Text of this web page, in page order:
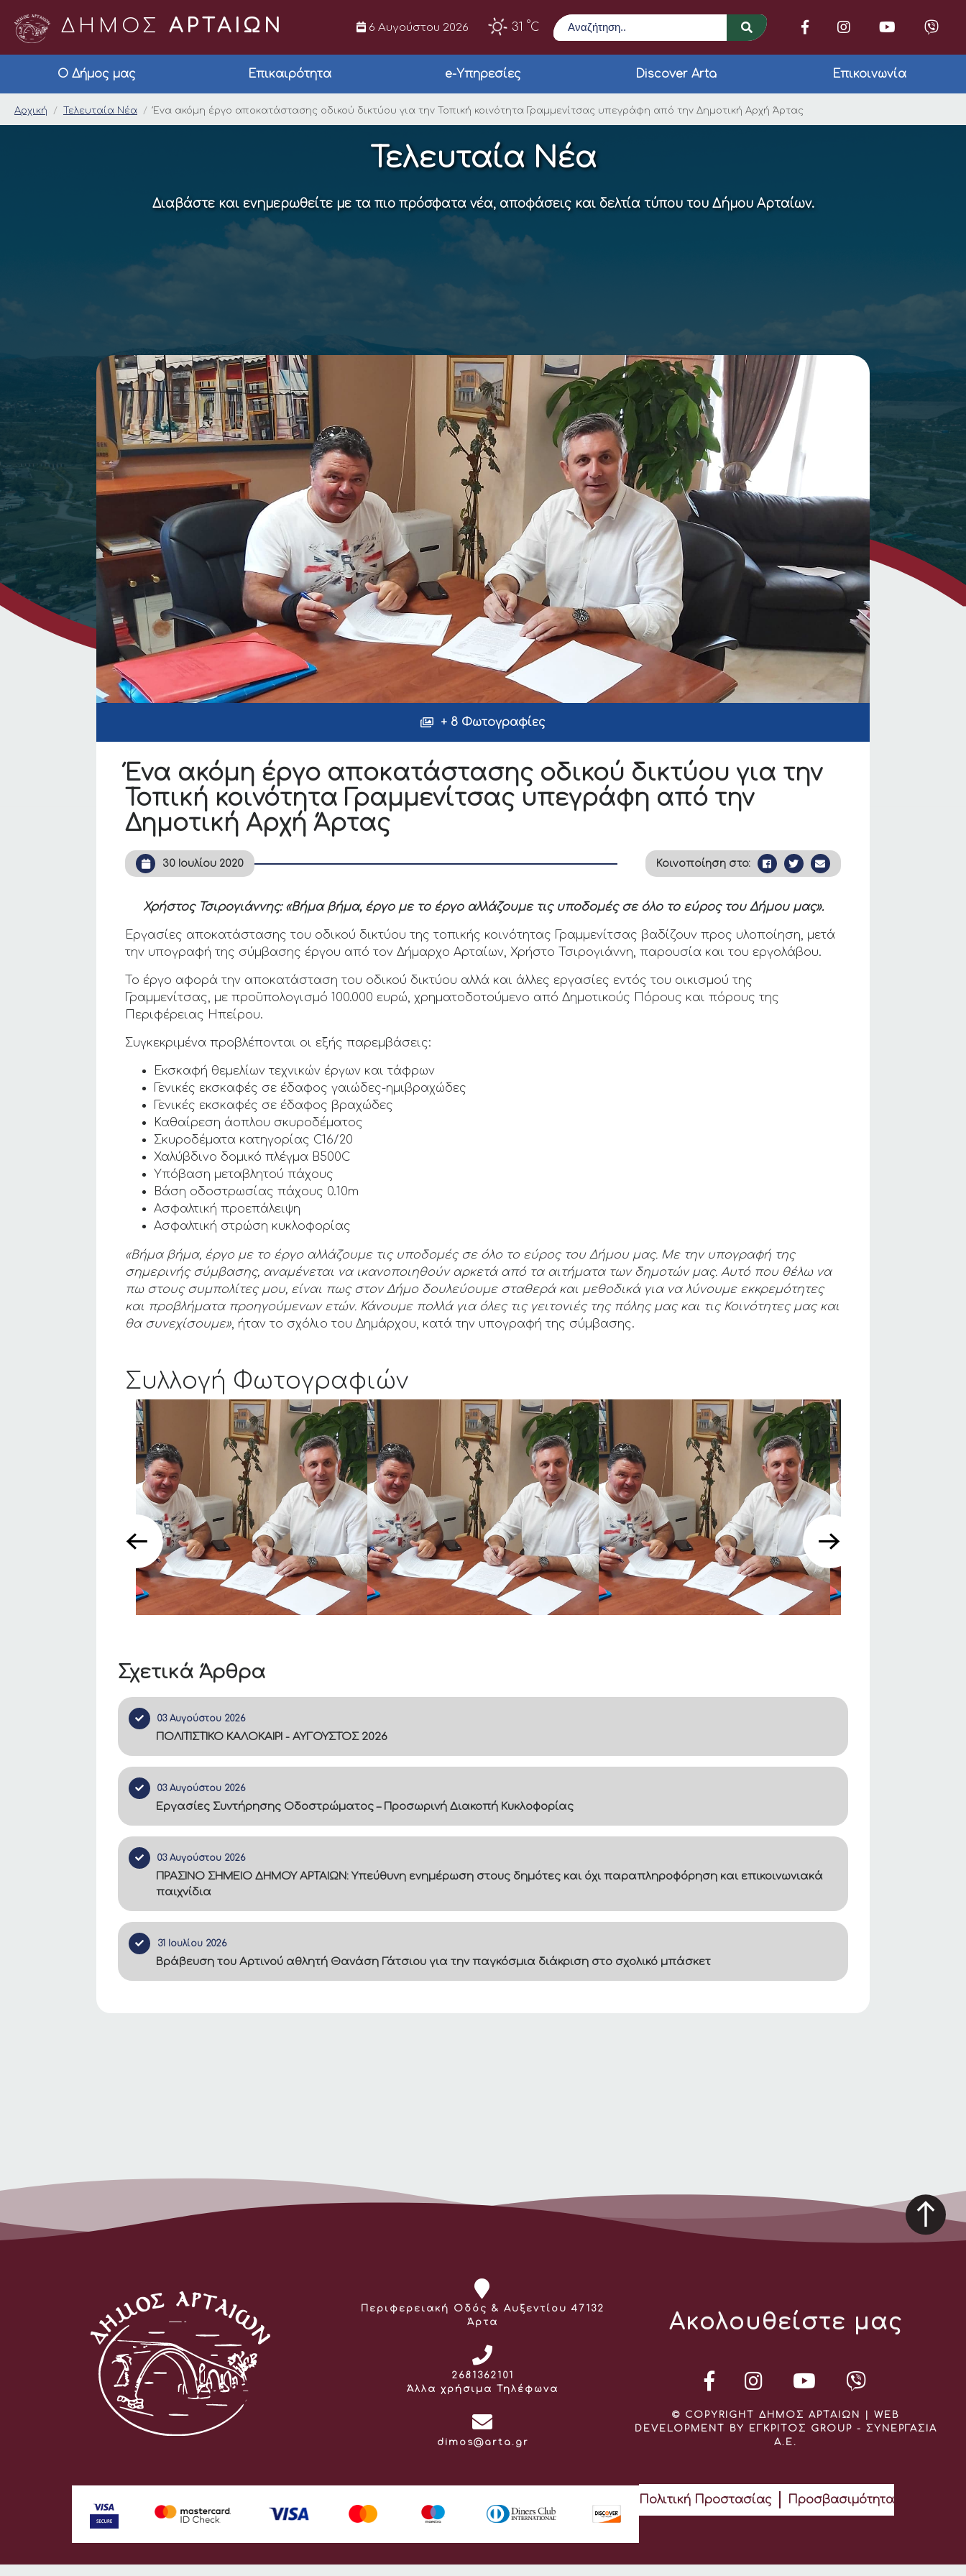
ΔΗΜΟΣ ΑΡΤΑΙΩΝ 6 Αυγούστου 2026 31 °C
Αναζήτηση
Ο Δήμος μας Επικαιρότητα e-Υπηρεσίες Discover Arta Επικοινωνία
Ένα ακόμη έργο αποκατάστασης οδικού δικτύου για την
Αρχική Τελευταία Νέα Ένα ακόμη έργο αποκατάστασης οδικού δικτύου για την Τοπική κοινότητα Γραμμενίτσας υπεγράφη από την Δημοτική Αρχή Άρτας
Τελευταία Νέα
Διαβάστε και ενημερωθείτε με τα πιο πρόσφατα νέα, αποφάσεις και δελτία τύπου του Δήμου Αρταίων.
Σχετικά Άρθρα
03 Αυγούστου 2026
ΠΟΛΙΤΙΣΤΙΚΟ ΚΑΛΟΚΑΙΡΙ - ΑΥΓΟΥΣΤΟΣ 2026
03 Αυγούστου 2026
Εργασίες Συντήρησης Οδοστρώματος – Προσωρινή Διακοπή Κυκλοφορίας
03 Αυγούστου 2026
ΠΡΑΣΙΝΟ ΣΗΜΕΙΟ ΔΗΜΟΥ ΑΡΤΑΙΩΝ: Υπεύθυνη ενημέρωση στους δημότες και όχι παραπληροφόρηση και επικοινωνιακά
παιχνίδια
31 Ιουλίου 2026
Βράβευση του Αρτινού αθλητή Θανάση Γάτσιου για την παγκόσμια διάκριση στο σχολικό μπάσκετ
+ 8 Φωτογραφίες
Ένα ακόμη έργο αποκατάστασης οδικού δικτύου για την
Τοπική κοινότητα Γραμμενίτσας υπεγράφη από την
Δημοτική Αρχή Άρτας
30 Ιουλίου 2020 Κοινοποίηση στο:
Χρήστος Τσιρογιάννης: «Βήμα βήμα, έργο με το έργο αλλάζουμε τις υποδομές σε όλο το εύρος του Δήμου μας».
Εργασίες αποκατάστασης του οδικού δικτύου της τοπικής κοινότητας Γραμμενίτσας βαδίζουν προς υλοποίηση, μετά
την υπογραφή της σύμβασης έργου από τον Δήμαρχο Αρταίων, Χρήστο Τσιρογιάννη, παρουσία και του εργολάβου.
Το έργο αφορά την αποκατάσταση του οδικού δικτύου αλλά και άλλες εργασίες εντός του οικισμού της
Γραμμενίτσας, με προϋπολογισμό 100.000 ευρώ, χρηματοδοτούμενο από Δημοτικούς Πόρους και πόρους της
Περιφέρειας Ηπείρου.
Συγκεκριμένα προβλέπονται οι εξής παρεμβάσεις:
Εκσκαφή θεμελίων τεχνικών έργων και τάφρων
Γενικές εκσκαφές σε έδαφος γαιώδες-ημιβραχώδες
Γενικές εκσκαφές σε έδαφος βραχώδες
Καθαίρεση άοπλου σκυροδέματος
Σκυροδέματα κατηγορίας C16/20
Χαλύβδινο δομικό πλέγμα Β500C
Υπόβαση μεταβλητού πάχους
Βάση οδοστρωσίας πάχους 0.10m
Ασφαλτική προεπάλειψη
Ασφαλτική στρώση κυκλοφορίας
«Βήμα βήμα, έργο με το έργο αλλάζουμε τις υποδομές σε όλο το εύρος του Δήμου μας. Με την υπογραφή της
σημερινής σύμβασης, αναμένεται να ικανοποιηθούν αρκετά από τα αιτήματα των δημοτών μας. Αυτό που θέλω να
πω στους συμπολίτες μου, είναι πως στον Δήμο δουλεύουμε σταθερά και μεθοδικά για να λύνουμε εκκρεμότητες
και προβλήματα προηγούμενων ετών. Κάνουμε πολλά για όλες τις γειτονιές της πόλης μας και τις Κοινότητες μας και
θα συνεχίσουμε», ήταν το σχόλιο του Δημάρχου, κατά την υπογραφή της σύμβασης.
Συλλογή Φωτογραφιών
Διεύθυνση:
Περιφερειακή Οδός & Αυξεντίου 47132
Άρτα
Τηλέφωνο:
2681362101
Άλλα χρήσιμα Τηλέφωνα
Email:
dimos@arta.gr
Ακολουθείστε μας
© COPYRIGHT ΔΗΜΟΣ ΑΡΤΑΙΩΝ | WEB
DEVELOPMENT BY ΕΓΚΡΙΤΟΣ GROUP - ΣΥΝΕΡΓΑΣΙΑ
Α.Ε.
Πολιτική Προστασίας Προσβασιμότητα